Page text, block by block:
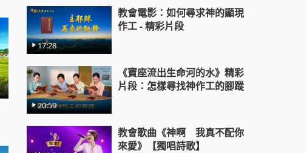
的話呢 - 精彩片段
人類的人性的區別 - 精彩片段
旨意嗎 - 精彩片段
17:28
教會電影：如何尋求神的顯現
作工 - 精彩片段
20:59
《寶座流出生命河的水》精彩
片段：怎樣尋找神作工的腳蹤
教會歌曲《神啊 我真不配你
來愛》【獨唱詩歌】